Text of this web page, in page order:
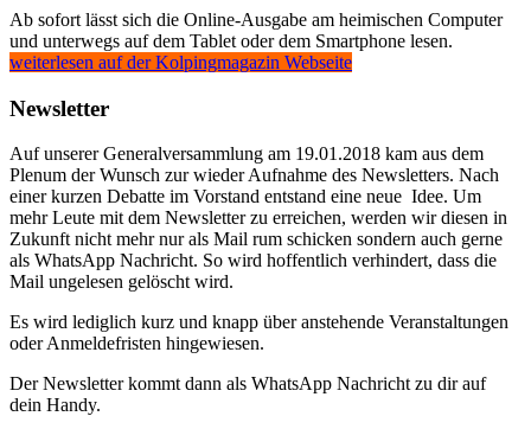
Ab sofort lässt sich die Online-Ausgabe am heimischen Computer
und unterwegs auf dem Tablet oder dem Smartphone lesen.
weiterlesen auf der Kolpingmagazin Webseite
Newsletter
Auf unserer Generalversammlung am 19.01.2018 kam aus dem
Plenum der Wunsch zur wieder Aufnahme des Newsletters. Nach
einer kurzen Debatte im Vorstand entstand eine neue Idee. Um
mehr Leute mit dem Newsletter zu erreichen, werden wir diesen in
Zukunft nicht mehr nur als Mail rum schicken sondern auch gerne
als WhatsApp Nachricht. So wird hoffentlich verhindert, dass die
Mail ungelesen gelöscht wird.
Es wird lediglich kurz und knapp über anstehende Veranstaltungen
oder Anmeldefristen hingewiesen.
Der Newsletter kommt dann als WhatsApp Nachricht zu dir auf
dein Handy.